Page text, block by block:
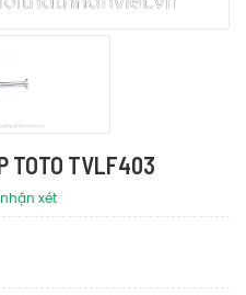
TOTO TVLF403
xét